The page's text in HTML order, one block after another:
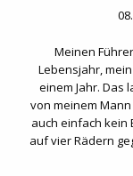
Meinen
Lebensjahr,
einem Jahr. Das
von meinem
auch einfach kein
auf vier Rädern